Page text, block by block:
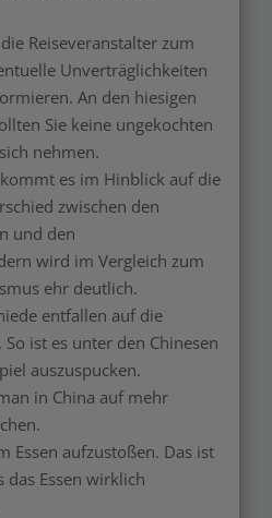
Reiseveranstalter zum
Unverträglichkeiten
An den hiesigen
Sie keine ungekochten
nehmen.
es im Hinblick auf die
zwischen den
und den
wird im Vergleich zum
ehr deutlich.
entfallen auf die
ist es unter den Chinesen
auszuspucken.
in China auf mehr
Essen aufzustoßen. Das ist
das Essen wirklich